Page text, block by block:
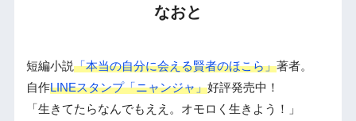
なおと
短編小説「本当の自分に会える賢者のほこら」著者。
自作LINEスタンプ「ニャンジャ」好評発売中！
「生きてたらなんでもええ。オモロく生きよう！」